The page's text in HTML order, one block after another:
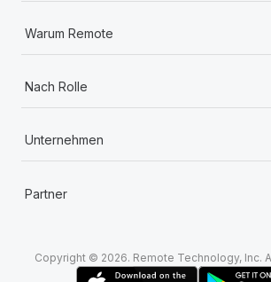
Warum Remote
Nach Rolle
Unternehmen
Partner
Copyright © 2026. Remote Technology, Inc.